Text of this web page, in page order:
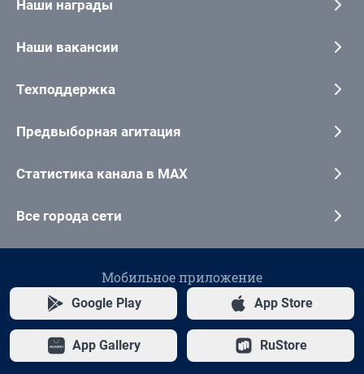
Наши награды
Наши вакансии
Техподдержка
Предвыборная агитация
Статистика канала в MAX
Все города сети
Мобильное приложение
Google Play App Store
App Gallery RuStore